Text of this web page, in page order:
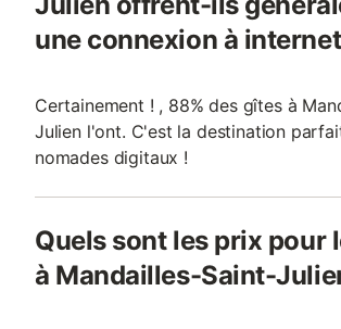
une connexion à
Certainement ! , 88% des gîtes à
Julien l'ont. C'est la destination
nomades digitaux !
Quels sont les prix pour
à Mandailles-Saint-